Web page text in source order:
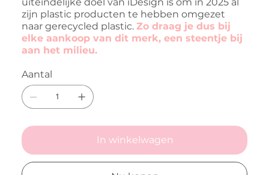
zijn plastic producten te hebben omgezet
naar gerecycled plastic. Zo draag je dus bij
elke aankoop van dit merk, een steentje bij
aan het milieu.
Aantal
In winkelwagen